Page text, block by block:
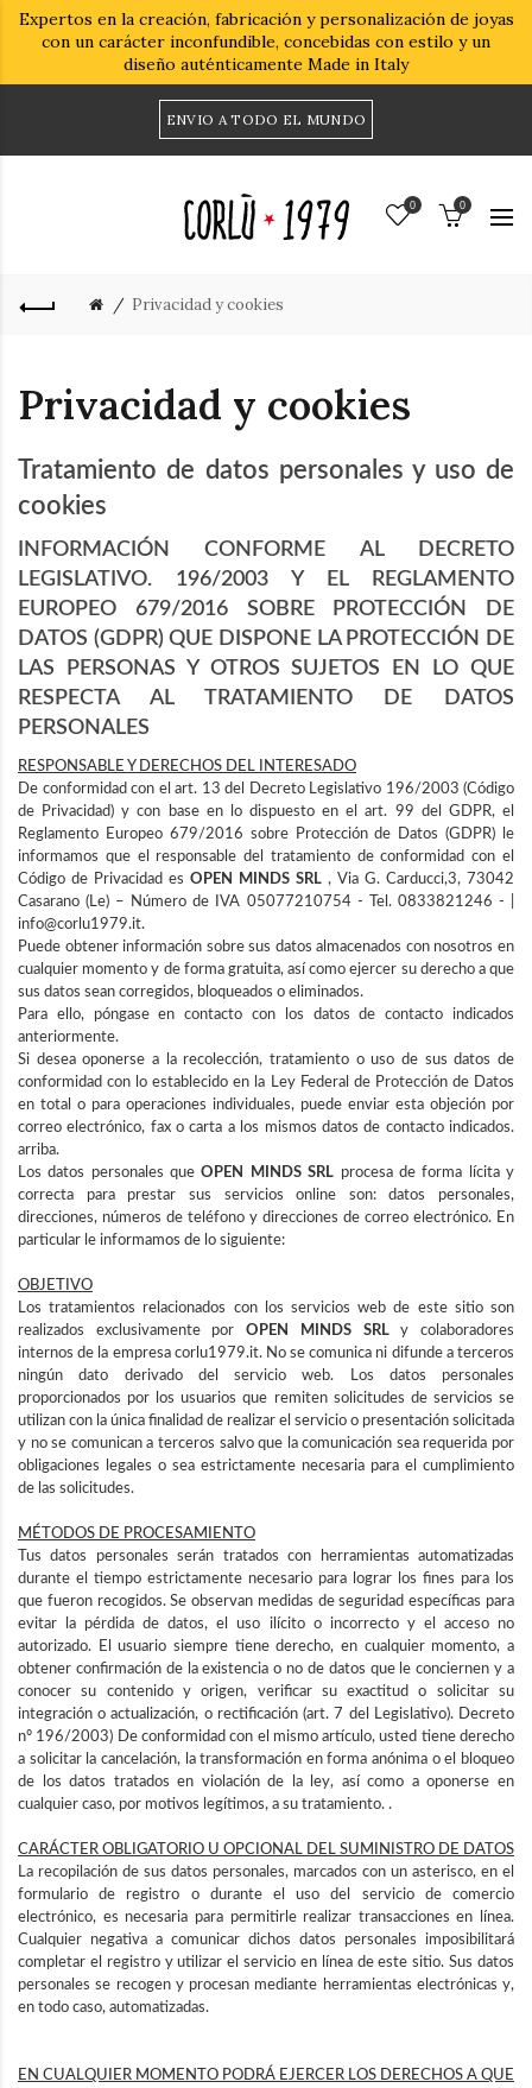
Expertos en la creación, fabricación y personalización de joyas
con un carácter inconfundible, concebidas con estilo y un
diseño auténticamente Made in Italy
ENVIO A TODO EL MUNDO
0 0
Privacidad y cookies
Privacidad y cookies
Tratamiento de datos personales y uso de
cookies
INFORMACIÓN CONFORME AL DECRETO
LEGISLATIVO. 196/2003 Y EL REGLAMENTO
EUROPEO 679/2016 SOBRE PROTECCIÓN DE
DATOS (GDPR) QUE DISPONE LA PROTECCIÓN DE
LAS PERSONAS Y OTROS SUJETOS EN LO QUE
RESPECTA AL TRATAMIENTO DE DATOS
PERSONALES
RESPONSABLE Y DERECHOS DEL INTERESADO
De conformidad con el art. 13 del Decreto Legislativo 196/2003 (Código
de Privacidad) y con base en lo dispuesto en el art. 99 del GDPR, el
Reglamento Europeo 679/2016 sobre Protección de Datos (GDPR) le
informamos que el responsable del tratamiento de conformidad con el
Código de Privacidad es OPEN MINDS SRL , Via G. Carducci,3, 73042
Casarano (Le) – Número de IVA 05077210754 - Tel. 0833821246 - |
info@corlu1979.it.
Puede obtener información sobre sus datos almacenados con nosotros en
cualquier momento y de forma gratuita, así como ejercer su derecho a que
sus datos sean corregidos, bloqueados o eliminados.
Para ello, póngase en contacto con los datos de contacto indicados
anteriormente.
Si desea oponerse a la recolección, tratamiento o uso de sus datos de
conformidad con lo establecido en la Ley Federal de Protección de Datos
en total o para operaciones individuales, puede enviar esta objeción por
correo electrónico, fax o carta a los mismos datos de contacto indicados.
arriba.
Los datos personales queOPEN MINDS SRL procesa de forma lícita y
correcta para prestar sus servicios online son: datos personales,
direcciones, números de teléfono y direcciones de correo electrónico. En
particular le informamos de lo siguiente:
OBJETIVO
Los tratamientos relacionados con los servicios web de este sitio son
realizados exclusivamente porOPEN MINDS SRLy colaboradores
internos de la empresa corlu1979.it. No se comunica ni difunde a terceros
ningún dato derivado del servicio web. Los datos personales
proporcionados por los usuarios que remiten solicitudes de servicios se
utilizan con la única finalidad de realizar el servicio o presentación solicitada
y no se comunican a terceros salvo que la comunicación sea requerida por
obligaciones legales o sea estrictamente necesaria para el cumplimiento
de las solicitudes.
MÉTODOS DE PROCESAMIENTO
Tus datos personales serán tratados con herramientas automatizadas
durante el tiempo estrictamente necesario para lograr los fines para los
que fueron recogidos. Se observan medidas de seguridad específicas para
evitar la pérdida de datos, el uso ilícito o incorrecto y el acceso no
autorizado. El usuario siempre tiene derecho, en cualquier momento, a
obtener confirmación de la existencia o no de datos que le conciernen y a
conocer su contenido y origen, verificar su exactitud o solicitar su
integración o actualización, o rectificación (art. 7 del Legislativo). Decreto
nº 196/2003) De conformidad con el mismo artículo, usted tiene derecho
a solicitar la cancelación, la transformación en forma anónima o el bloqueo
de los datos tratados en violación de la ley, así como a oponerse en
cualquier caso, por motivos legítimos, a su tratamiento. .
CARÁCTER OBLIGATORIO U OPCIONAL DEL SUMINISTRO DE DATOS
La recopilación de sus datos personales, marcados con un asterisco, en el
formulario de registro o durante el uso del servicio de comercio
electrónico, es necesaria para permitirle realizar transacciones en línea.
Cualquier negativa a comunicar dichos datos personales imposibilitará
completar el registro y utilizar el servicio en línea de este sitio. Sus datos
personales se recogen y procesan mediante herramientas electrónicas y,
en todo caso, automatizadas.
EN CUALQUIER MOMENTO PODRÁ EJERCER LOS DERECHOS A QUE